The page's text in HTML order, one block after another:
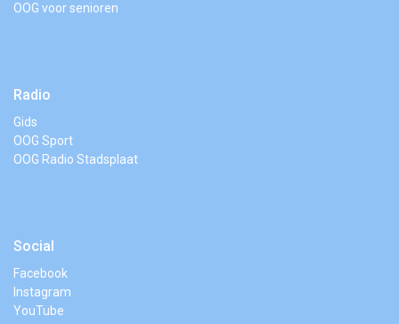
OOG voor senioren
Radio
Gids
OOG Sport
OOG Radio Stadsplaat
Social
Facebook
Instagram
YouTube